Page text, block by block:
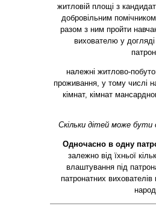
житловій площі з
добровільним
разом з ним пройти
вихователю у
належні житлово-
проживання, у тому числі
кімнат, кімнат
Скільки дітей може
Одночасно в одну
залежно від їхньої
влаштування під
патронатних